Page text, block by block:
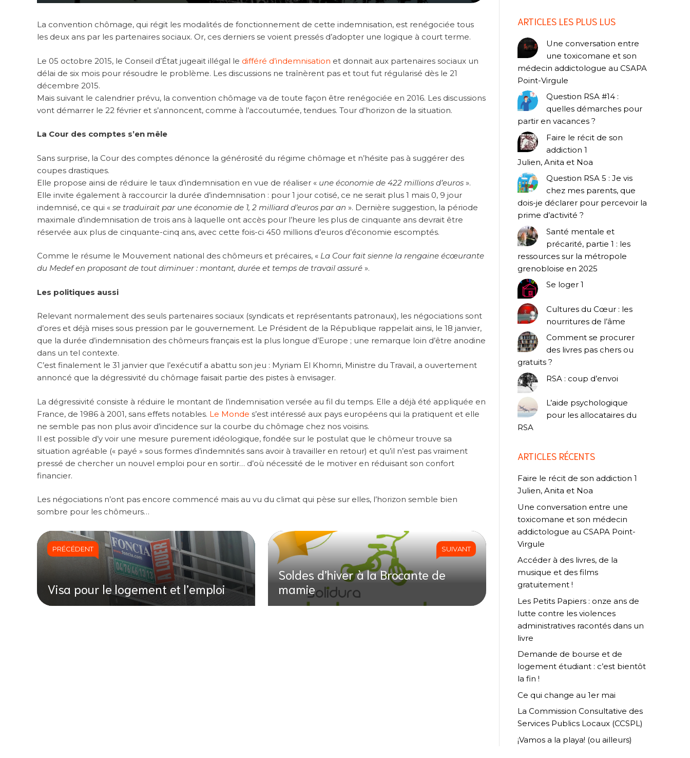
La convention chômage, qui régit les modalités de fonctionnement de cette indemnisation, est renégociée tous
les deux ans par les partenaires sociaux. Or, ces derniers se voient pressés d’adopter une logique à court terme.
Le 05 octobre 2015, le Conseil d’État jugeait illégal le différé d’indemnisation et donnait aux partenaires sociaux un
délai de six mois pour résoudre le problème. Les discussions ne traînèrent pas et tout fut régularisé dès le 21
décembre 2015.
Mais suivant le calendrier prévu, la convention chômage va de toute façon être renégociée en 2016. Les discussions
vont démarrer le 22 février et s’annoncent, comme à l’accoutumée, tendues. Tour d’horizon de la situation.
La Cour des comptes s’en mêle
Sans surprise, la Cour des comptes dénonce la générosité du régime chômage et n’hésite pas à suggérer des
coupes drastiques.
Elle propose ainsi de réduire le taux d’indemnisation en vue de réaliser « une économie de 422 millions d’euros ».
Elle invite également à raccourcir la durée d’indemnisation : pour 1 jour cotisé, ce ne serait plus 1 mais 0, 9 jour
indemnisé, ce qui « se traduirait par une économie de 1, 2 milliard d’euros par an ». Dernière suggestion, la période
maximale d’indemnisation de trois ans à laquelle ont accès pour l’heure les plus de cinquante ans devrait être
réservée aux plus de cinquante-cinq ans, avec cette fois-ci 450 millions d’euros d’économie escomptés.
Comme le résume le Mouvement national des chômeurs et précaires, « La Cour fait sienne la rengaine écœurante
du Medef en proposant de tout diminuer : montant, durée et temps de travail assuré ».
Les politiques aussi
Relevant normalement des seuls partenaires sociaux (syndicats et représentants patronaux), les négociations sont
d’ores et déjà mises sous pression par le gouvernement. Le Président de la République rappelait ainsi, le 18 janvier,
que la durée d’indemnisation des chômeurs français est la plus longue d’Europe ; une remarque loin d’être anodine
dans un tel contexte.
C’est finalement le 31 janvier que l’exécutif a abattu son jeu : Myriam El Khomri, Ministre du Travail, a ouvertement
annoncé que la dégressivité du chômage faisait partie des pistes à envisager.
La dégressivité consiste à réduire le montant de l’indemnisation versée au fil du temps. Elle a déjà été appliquée en
France, de 1986 à 2001, sans effets notables. Le Monde s’est intéressé aux pays européens qui la pratiquent et elle
ne semble pas non plus avoir d’incidence sur la courbe du chômage chez nos voisins.
Il est possible d’y voir une mesure purement idéologique, fondée sur le postulat que le chômeur trouve sa
situation agréable (« payé » sous formes d’indemnités sans avoir à travailler en retour) et qu’il n’est pas vraiment
pressé de chercher un nouvel emploi pour en sortir… d’où nécessité de le motiver en réduisant son confort
financier.
Les négociations n’ont pas encore commencé mais au vu du climat qui pèse sur elles, l’horizon semble bien
sombre pour les chômeurs…
PRÉCÉDENT
Visa pour le logement et l’emploi
SUIVANT
Soldes d’hiver à la Brocante de
mamie
ARTICLES LES PLUS LUS
Une conversation entre
une toxicomane et son
médecin addictologue au CSAPA
Point-Virgule
Question RSA #14 :
quelles démarches pour
partir en vacances ?
Faire le récit de son
addiction 1
Julien, Anita et Noa
Question RSA 5 : Je vis
chez mes parents, que
dois-je déclarer pour percevoir la
prime d’activité ?
Santé mentale et
précarité, partie 1 : les
ressources sur la métropole
grenobloise en 2025
Se loger 1
Cultures du Cœur : les
nourritures de l’âme
Comment se procurer
des livres pas chers ou
gratuits ?
RSA : coup d’envoi
L’aide psychologique
pour les allocataires du
RSA
ARTICLES RÉCENTS
Faire le récit de son addiction 1
Julien, Anita et Noa
Une conversation entre une
toxicomane et son médecin
addictologue au CSAPA Point-
Virgule
Accéder à des livres, de la
musique et des films
gratuitement !
Les Petits Papiers : onze ans de
lutte contre les violences
administratives racontés dans un
livre
Demande de bourse et de
logement étudiant : c’est bientôt
la fin !
Ce qui change au 1er mai
La Commission Consultative des
Services Publics Locaux (CCSPL)
¡Vamos a la playa! (ou ailleurs)